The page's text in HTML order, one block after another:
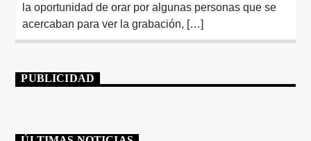
la oportunidad de orar por algunas personas que se
acercaban para ver la grabación, […]
PUBLICIDAD